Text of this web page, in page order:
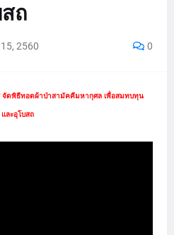
ถ
2560 0
จัดพิธีทอดผ้าป่าสามัคคีมหากุศล เพื่อสมทบทุน
และอุโบสถ